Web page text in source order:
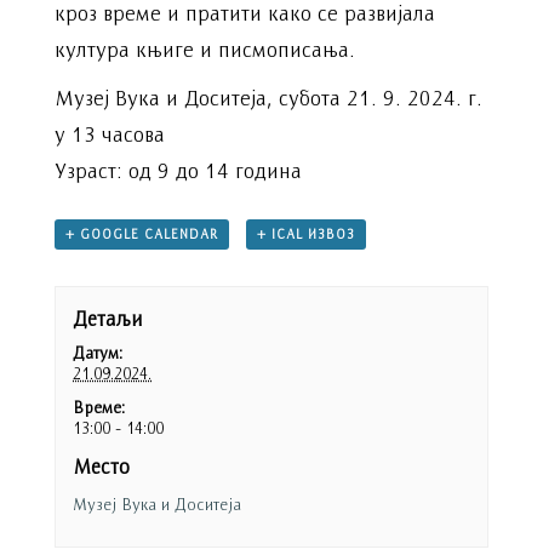
кроз време и пратити како се развијала
култура књиге и писмописања.
Музеј Вука и Доситеја, субота 21. 9. 2024. г.
у 13 часова
Узраст: од 9 до 14 година
+ GOOGLE CALENDAR + ICAL ИЗВОЗ
Детаљи
Датум:
21.09.2024.
Време:
13:00 - 14:00
Место
Музеј Вука и Доситеја